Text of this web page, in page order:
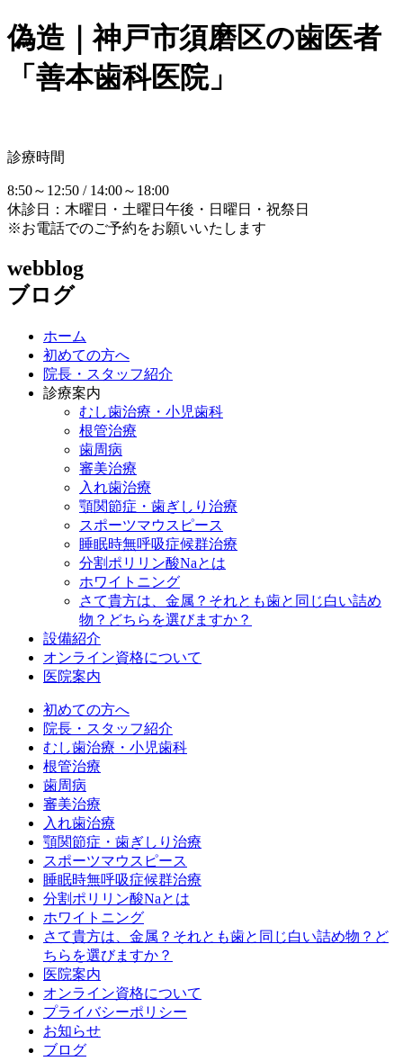
偽造｜神戸市須磨区の歯医者
「善本歯科医院」
診療時間
8:50～12:50 / 14:00～18:00
休診日：木曜日・土曜日午後・日曜日・祝祭日
※お電話でのご予約をお願いいたします
webblog
ブログ
ホーム
初めての方へ
院長・スタッフ紹介
診療案内
むし歯治療・小児歯科
根管治療
歯周病
審美治療
入れ歯治療
顎関節症・歯ぎしり治療
スポーツマウスピース
睡眠時無呼吸症候群治療
分割ポリリン酸Naとは
ホワイトニング
さて貴方は、金属？それとも歯と同じ白い詰め
物？どちらを選びますか？
設備紹介
オンライン資格について
医院案内
初めての方へ
院長・スタッフ紹介
むし歯治療・小児歯科
根管治療
歯周病
審美治療
入れ歯治療
顎関節症・歯ぎしり治療
スポーツマウスピース
睡眠時無呼吸症候群治療
分割ポリリン酸Naとは
ホワイトニング
さて貴方は、金属？それとも歯と同じ白い詰め物？ど
ちらを選びますか？
医院案内
オンライン資格について
プライバシーポリシー
お知らせ
ブログ